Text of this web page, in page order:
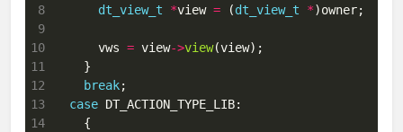
8
dt_view_t *view = (dt_view_t *
9
10
      vws
= view->view
11
12
break
13
case
14